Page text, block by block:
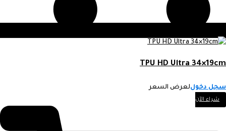
TPU HD Ultra 34×19cm
سجل دخوللعرض السعر
شراء الآن